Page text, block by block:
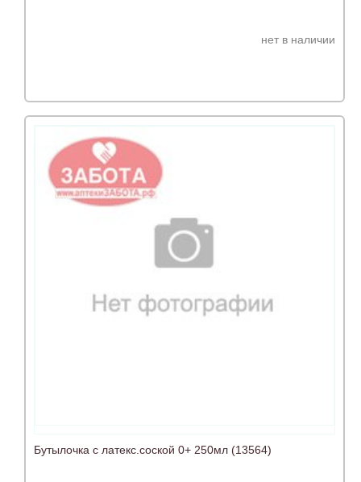
нет в наличии
Бутылочка с латекс.соской 0+ 250мл (13564)